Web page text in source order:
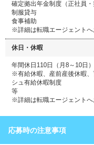
確定拠出年金制度（正社員・
制服貸与
食事補助
※詳細は転職エージェントへ
休日・休暇
年間休日110日（月8～10日）
※有給休暇、産前産後休暇
シュ有給休暇制度
等
※詳細は転職エージェントへ
応募時の注意事項